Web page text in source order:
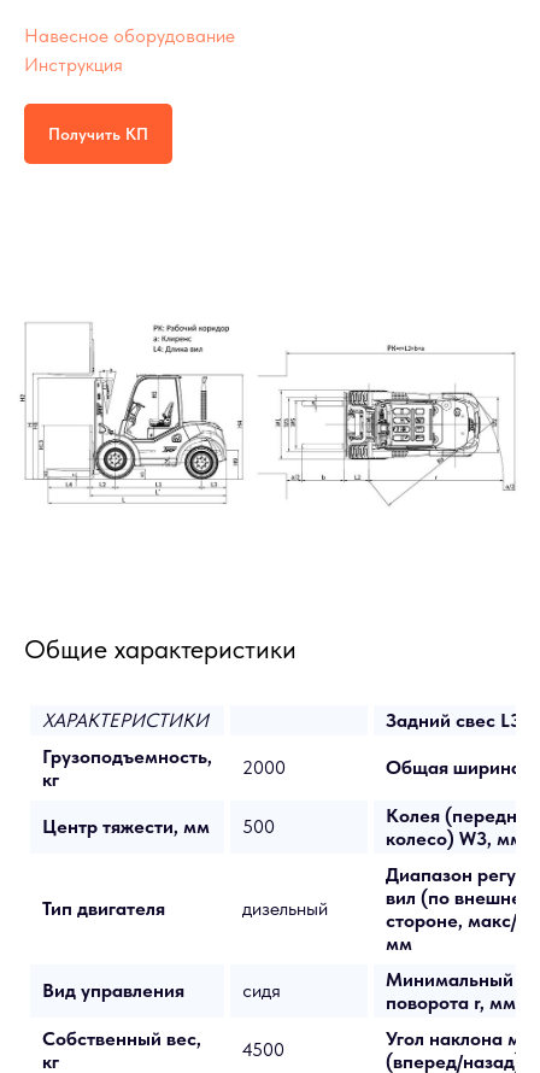
Навесное оборудование
Инструкция
Получить КП
Общие характеристики
ХАРАКТЕРИСТИКИ
Задний свес L3,
Грузоподъемность,
кг
2000 Общая ширина
Центр тяжести, мм 500
Колея
колесо) W3, мм
Тип двигателя дизельный
Диапазон
вил (по внешней
стороне, макс/
мм
Вид управления сидя
Минимальный
поворота r, мм
Собственный вес,
кг
4500
Угол наклона
(вперед/назад)